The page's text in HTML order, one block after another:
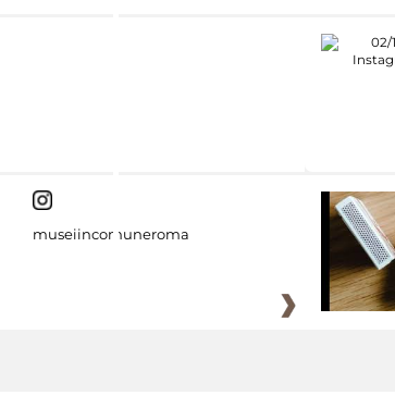
museiincomuneroma